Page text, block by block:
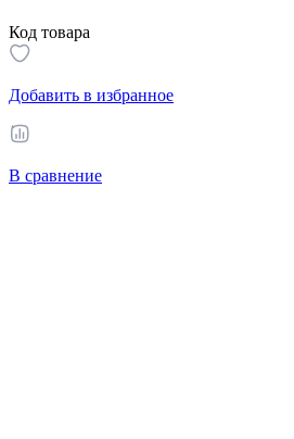
Код товара
Добавить в избранное
В сравнение